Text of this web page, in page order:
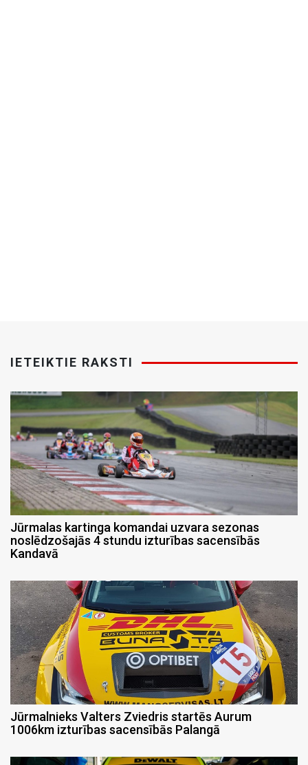
IETEIKTIE RAKSTI
Jūrmalas kartinga komandai uzvara sezonas
noslēdzošajās 4 stundu izturības sacensībās
Kandavā
Jūrmalnieks Valters Zviedris startēs Aurum
1006km izturības sacensībās Palangā